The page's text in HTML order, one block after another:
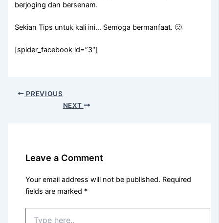
berjoging dan bersenam.
Sekian Tips untuk kali ini… Semoga bermanfaat. 🙂
[spider_facebook id=”3″]
PREVIOUS
NEXT
Leave a Comment
Your email address will not be published. Required
fields are marked *